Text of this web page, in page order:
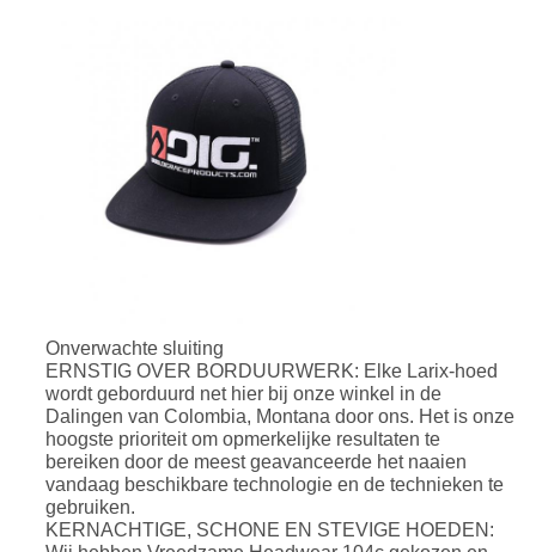
Onverwachte sluiting
ERNSTIG OVER BORDUURWERK: Elke Larix-hoed
wordt geborduurd net hier bij onze winkel in de
Dalingen van Colombia, Montana door ons. Het is onze
hoogste prioriteit om opmerkelijke resultaten te
bereiken door de meest geavanceerde het naaien
vandaag beschikbare technologie en de technieken te
gebruiken.
KERNACHTIGE, SCHONE EN STEVIGE HOEDEN: